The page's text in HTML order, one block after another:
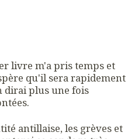
livre m'a pris temps et
qu'il sera rapidement
dirai plus une fois
antillaise, les grèves et